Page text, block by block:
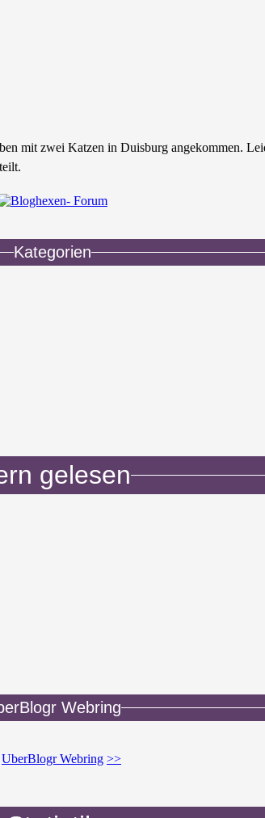
mit zwei Katzen in Duisburg angekommen.
Kategorien
gelesen
Webring
UberBlogr Webring >>